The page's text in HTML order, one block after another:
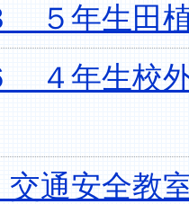
５年生田
４年生校
通安全教